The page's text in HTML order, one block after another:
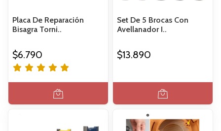
Placa De Reparación
Bisagra Torni..
$6.790
Set De 5 Brocas Con
Avellanador I..
$13.890